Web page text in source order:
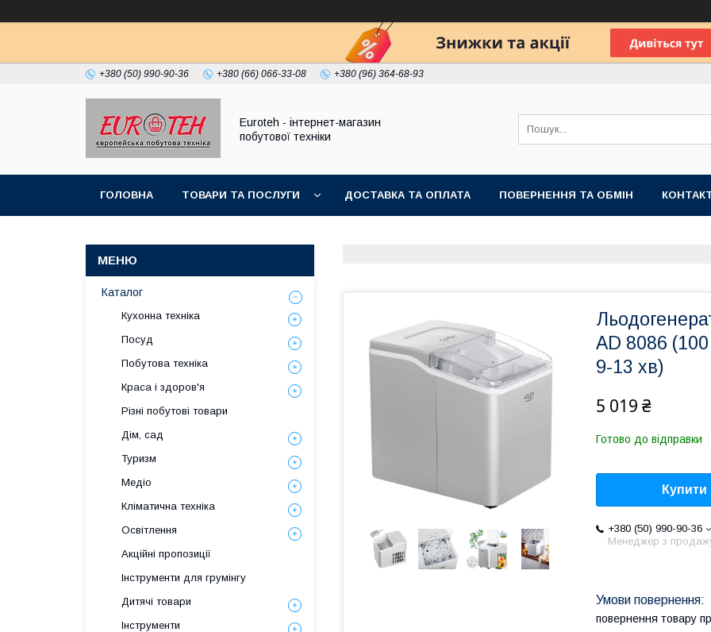
+380 (50) 990-90-36 +380 (66) 066-33-08 +380 (96) 364-68-93
Euroteh - інтернет-магазин
побутової техніки
ГОЛОВНА ТОВАРИ ТА ПОСЛУГИ ДОСТАВКА ТА ОПЛАТА ПОВЕРНЕННЯ ТА ОБМІН
AD 8086
9-13 хв)
5 019 ₴
Готово до відправки
Купити
+380 (50) 990-90-36
Менеджер з
повернення товару
Каталог
Кухонна техніка
Посуд
Побутова техніка
Краса і здоров'я
Різні побутові товари
Дім, сад
Туризм
Медіо
Кліматична техніка
Освітлення
Акційні пропозиції
Інструменти для грумінгу
Дитячі товари
Інструменти